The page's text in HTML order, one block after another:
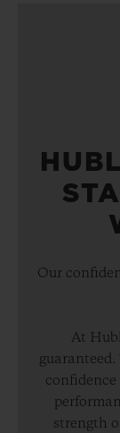
Our
At
strength